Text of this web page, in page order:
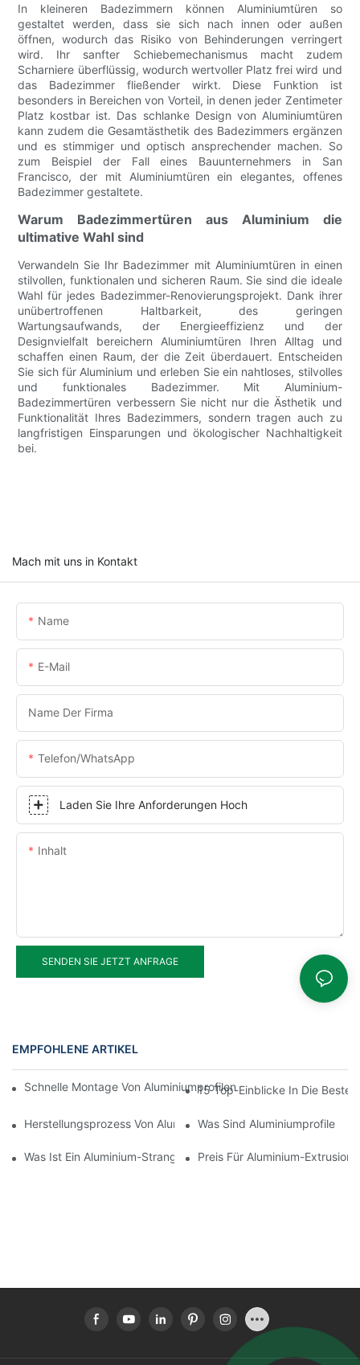
In kleineren Badezimmern können Aluminiumtüren so
gestaltet werden, dass sie sich nach innen oder außen
öffnen, wodurch das Risiko von Behinderungen verringert
wird. Ihr sanfter Schiebemechanismus macht zudem
Scharniere überflüssig, wodurch wertvoller Platz frei wird und
das Badezimmer fließender wirkt. Diese Funktion ist
besonders in Bereichen von Vorteil, in denen jeder Zentimeter
Platz kostbar ist. Das schlanke Design von Aluminiumtüren
kann zudem die Gesamtästhetik des Badezimmers ergänzen
und es stimmiger und optisch ansprechender machen. So
zum Beispiel der Fall eines Bauunternehmers in San
Francisco, der mit Aluminiumtüren ein elegantes, offenes
Badezimmer gestaltete.
Warum Badezimmertüren aus Aluminium die
ultimative Wahl sind
Verwandeln Sie Ihr Badezimmer mit Aluminiumtüren in einen
stilvollen, funktionalen und sicheren Raum. Sie sind die ideale
Wahl für jedes Badezimmer-Renovierungsprojekt. Dank ihrer
unübertroffenen Haltbarkeit, des geringen
Wartungsaufwands, der Energieeffizienz und der
Designvielfalt bereichern Aluminiumtüren Ihren Alltag und
schaffen einen Raum, der die Zeit überdauert. Entscheiden
Sie sich für Aluminium und erleben Sie ein nahtloses, stilvolles
und funktionales Badezimmer. Mit Aluminium-
Badezimmertüren verbessern Sie nicht nur die Ästhetik und
Funktionalität Ihres Badezimmers, sondern tragen auch zu
langfristigen Einsparungen und ökologischer Nachhaltigkeit
bei.
Mach mit uns in Kontakt
Name
E-Mail
Name Der Firma
Telefon/WhatsApp
Laden Sie Ihre Anforderungen Hoch
Inhalt
SENDEN SIE JETZT ANFRAGE
EMPFOHLENE ARTIKEL
Schnelle Montage Von Aluminiumprofilen Mit Thermischer
15 Top-Einblicke In Die
Herstellungsprozess Von Aluminium-Strangpressprofilen
Was Sind Aluminiumprofile
Was Ist Ein Aluminium-Strangpressprofil?Preis Für Aluminium-